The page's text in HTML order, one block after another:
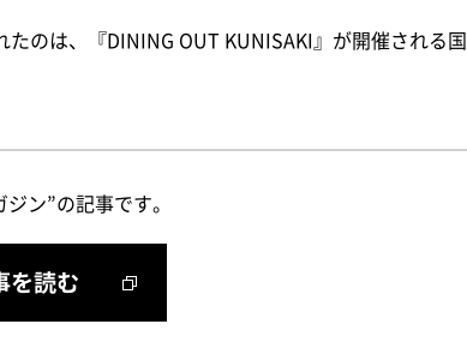
のは、『DINING OUT KUNISAKI』が開催される国
ン”の記事です。
を読む